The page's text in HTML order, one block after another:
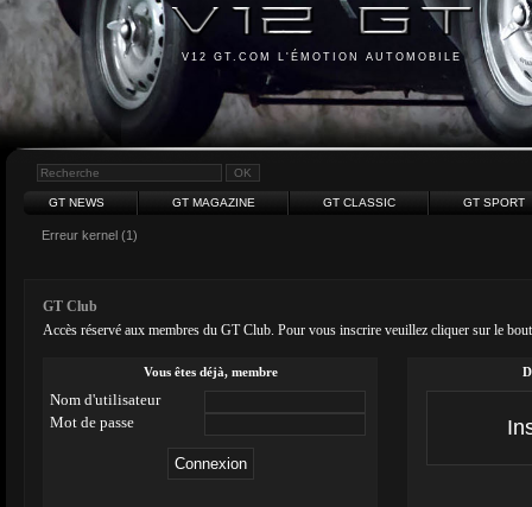
V12 GT.COM L'ÉMOTION AUTOMOBILE
GT NEWS GT MAGAZINE GT CLASSIC GT SPORT
Erreur kernel (1)
GT Club
Accès réservé aux membres du GT Club. Pour vous inscrire veuillez cliquer sur le
Vous êtes déjà, membre
Nom d'utilisateur
Mot de passe